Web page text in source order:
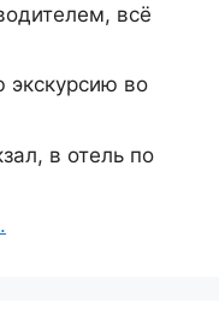
всё
во
в отель по